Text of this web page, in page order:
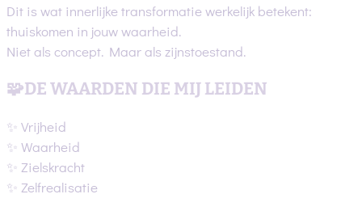
Dit is wat innerlijke transformatie werkelijk betekent:
thuiskomen in jouw waarheid.
Niet als concept. Maar als zijnstoestand.
🧩DE WAARDEN DIE MIJ LEIDEN
✨ Vrijheid
✨ Waarheid
✨ Zielskracht
✨ Zelfrealisatie